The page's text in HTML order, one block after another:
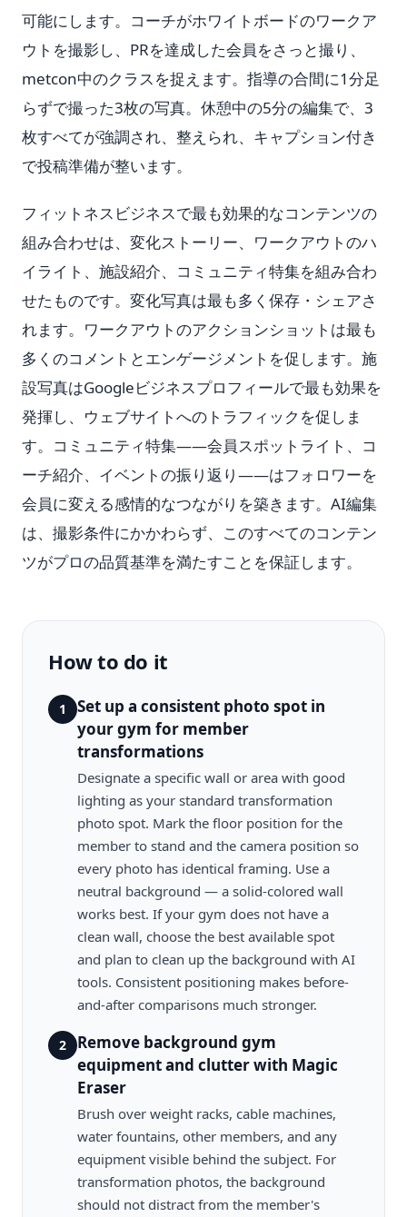
可能にします。コーチがホワイトボードのワークア
ウトを撮影し、PRを達成した会員をさっと撮り、
metcon中のクラスを捉えます。指導の合間に1分足
らずで撮った3枚の写真。休憩中の5分の編集で、3
枚すべてが強調され、整えられ、キャプション付き
で投稿準備が整います。
フィットネスビジネスで最も効果的なコンテンツの
組み合わせは、変化ストーリー、ワークアウトのハ
イライト、施設紹介、コミュニティ特集を組み合わ
せたものです。変化写真は最も多く保存・シェアさ
れます。ワークアウトのアクションショットは最も
多くのコメントとエンゲージメントを促します。施
設写真はGoogleビジネスプロフィールで最も効果を
発揮し、ウェブサイトへのトラフィックを促しま
す。コミュニティ特集——会員スポットライト、コ
ーチ紹介、イベントの振り返り——はフォロワーを
会員に変える感情的なつながりを築きます。AI編集
は、撮影条件にかかわらず、このすべてのコンテン
ツがプロの品質基準を満たすことを保証します。
How to do it
1
Set up a consistent photo spot in
your gym for member
transformations
Designate a specific wall or area with good
lighting as your standard transformation
photo spot. Mark the floor position for the
member to stand and the camera position so
every photo has identical framing. Use a
neutral background — a solid-colored wall
works best. If your gym does not have a
clean wall, choose the best available spot
and plan to clean up the background with AI
tools. Consistent positioning makes before-
and-after comparisons much stronger.
2
Remove background gym
equipment and clutter with Magic
Eraser
Brush over weight racks, cable machines,
water fountains, other members, and any
equipment visible behind the subject. For
transformation photos, the background
should not distract from the member's